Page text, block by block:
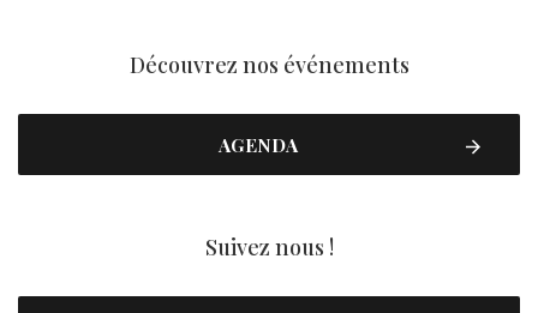
Découvrez nos événements
AGENDA
Suivez nous !